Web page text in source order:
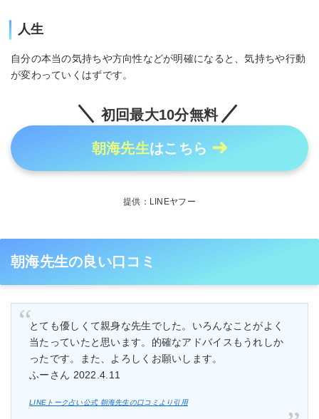
人生
自分の本当の気持ちや方向性などが明確になると、気持ちや行動
が変わっていくはずです。
初回最大10分無料
朝海先生はこちら
提供：LINEヤフー
朝海先生の良い口コミ
とても優しくて親身な先生でした。いろんなことがよく
当たっていたと思います。的確なアドバイスもうれしか
ったです。また、よろしくお願いします。
ふーさん 2022.4.11
LINEトーク占い公式 朝海先生の口コミより引用